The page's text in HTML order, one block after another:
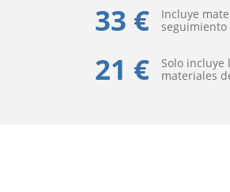
33 €
Incluye
seguimiento
21 €
Solo incluye
materiales